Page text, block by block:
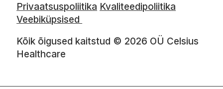
Privaatsuspoliitika Kvaliteedipoliitika
Veebiküpsised
Kõik õigused kaitstud © 2026 OÜ Celsius
Healthcare